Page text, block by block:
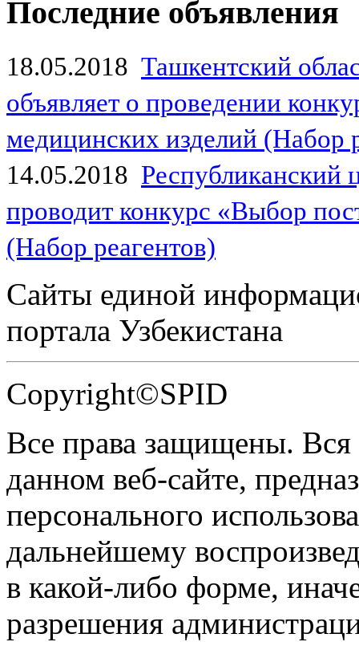
Последние объявления
18.05.2018 Ташкентский
объявляет о проведении
медицинских изделий (Набор
14.05.2018
проводит конкурс «Выбор
(Набор реагентов)
Сайты единой
портала Узбекистана
Copyright©SPID
Все права защищены.
данном веб-сайте,
персонального
дальнейшему
в какой-либо форме,
разрешения